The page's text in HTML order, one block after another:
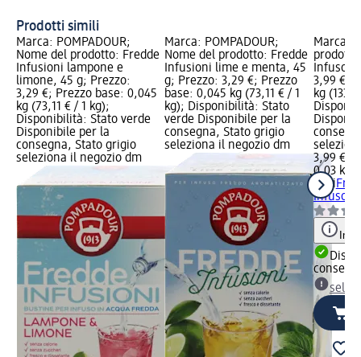
Prodotti simili
Marca: POMPADOUR;
Nome del prodotto: Fredde
Infusioni lampone e
limone, 45 g; Prezzo:
3,29 €; Prezzo base: 0,045
kg (73,11 € / 1 kg);
Disponibilità: Stato verde
Disponibile per la
consegna, Stato grigio
seleziona il negozio dm
Marca: POMPADOUR;
Nome del prodotto: Fredde
Infusioni lime e menta, 45
g; Prezzo: 3,29 €; Prezzo
base: 0,045 kg (73,11 € / 1
kg); Disponibilità: Stato
verde Disponibile per la
consegna, Stato grigio
seleziona il negozio dm
Marca:
Infuso
3,99 €;
kg
3,99 €
0,03 kg
Yogi
Infuso